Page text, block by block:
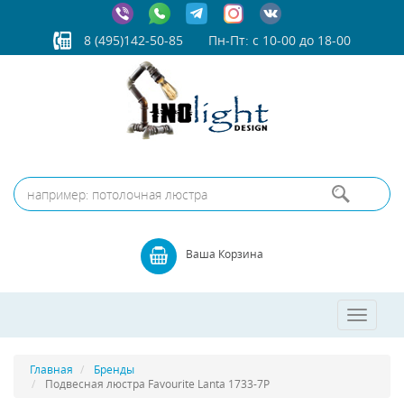
8 (495)142-50-85 Пн-Пт: с 10-00 до 18-00
Ваша Корзина
Toggle
Главная
Бренды
Подвесная люстра Favourite Lanta 1733-7P